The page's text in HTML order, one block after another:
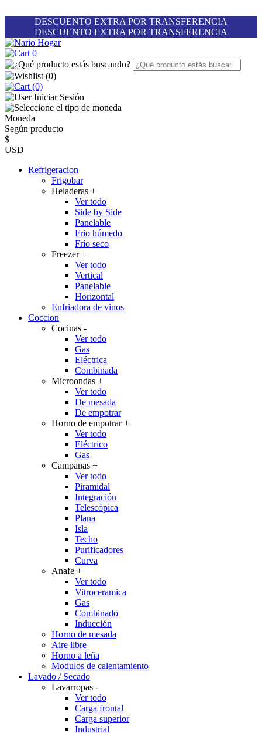
DESCUENTO EXTRA POR TRANSFERENCIA
DESCUENTO EXTRA POR TRANSFERENCIA
0
(0)
(0)
Iniciar Sesión
Moneda
Según producto
$
USD
Refrigeracion
Frigobar
Heladeras +
Ver todo
Side by Side
Panelable
Frio húmedo
Frío seco
Freezer+
Ver todo
Vertical
Panelable
Horizontal
Enfriadora de vinos
Coccion
Cocinas -
Ver todo
Gas
Eléctrica
Combinada
Microondas +
Ver todo
De mesada
De empotrar
Horno de empotrar+
Ver todo
Eléctrico
Gas
Campanas +
Ver todo
Piramidal
Integración
Telescópica
Plana
Isla
Techo
Purificadores
Curva
Anafe +
Ver todo
Vitroceramica
Gas
Combinado
Inducción
Horno de mesada
Aire libre
Horno a leña
Modulos de calentamiento
Lavado / Secado
Lavarropas -
Ver todo
Carga frontal
Carga superior
Industrial